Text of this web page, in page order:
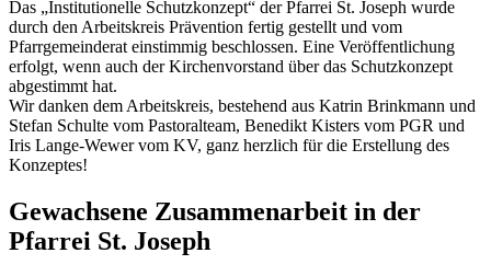
Das „Institutionelle Schutzkonzept“ der Pfarrei St. Joseph wurde
durch den Arbeitskreis Prävention fertig gestellt und vom
Pfarrgemeinderat einstimmig beschlossen. Eine Veröffentlichung
erfolgt, wenn auch der Kirchenvorstand über das Schutzkonzept
abgestimmt hat.
Wir danken dem Arbeitskreis, bestehend aus Katrin Brinkmann und
Stefan Schulte vom Pastoralteam, Benedikt Kisters vom PGR und
Iris Lange-Wewer vom KV, ganz herzlich für die Erstellung des
Konzeptes!
Gewachsene Zusammenarbeit in der
Pfarrei St. Joseph